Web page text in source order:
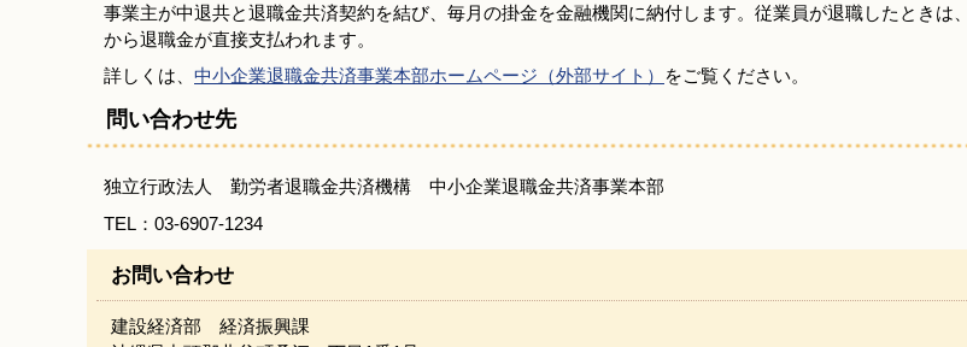
事業主が中退共と退職金共済契約を結び、毎月の掛金を金融機関に納付します。従業員が退職したときは
から退職金が直接支払われます。
詳しくは、 中小企業退職金共済事業本部ホームページ（外部サイト） をご覧ください。
問い合わせ先
独立行政法人 勤労者退職金共済機構 中小企業退職金共済事業本部
TEL：03-6907-1234
お問い合わせ
建設経済部 経済振興課